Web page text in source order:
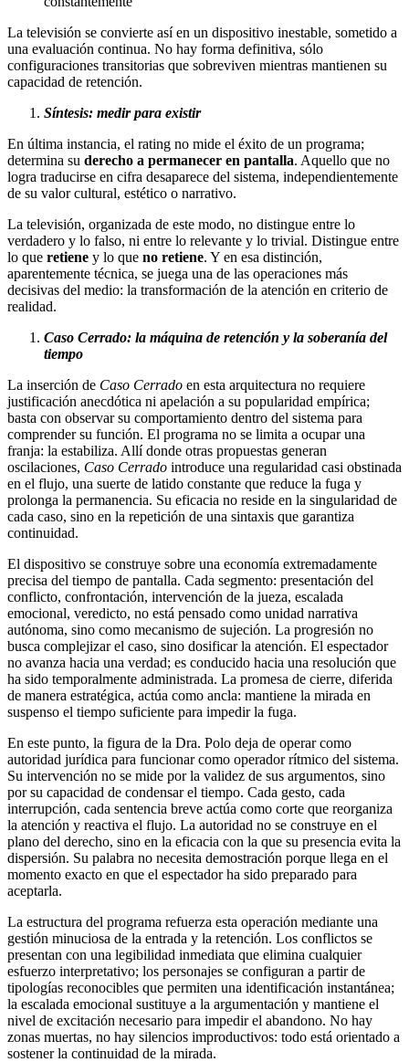
La televisión se convierte así en un dispositivo inestable, sometido a
una evaluación continua. No hay forma definitiva, sólo
configuraciones transitorias que sobreviven mientras mantienen su
capacidad de retención.
Síntesis: medir para existir
En última instancia, el rating no mide el éxito de un programa;
determina su derecho a permanecer en pantalla. Aquello que no
logra traducirse en cifra desaparece del sistema, independientemente
de su valor cultural, estético o narrativo.
La televisión, organizada de este modo, no distingue entre lo
verdadero y lo falso, ni entre lo relevante y lo trivial. Distingue entre
lo que retiene y lo que no retiene. Y en esa distinción,
aparentemente técnica, se juega una de las operaciones más
decisivas del medio: la transformación de la atención en criterio de
realidad.
Caso Cerrado: la máquina de retención y la soberanía del
tiempo
La inserción de Caso Cerrado en esta arquitectura no requiere
justificación anecdótica ni apelación a su popularidad empírica;
basta con observar su comportamiento dentro del sistema para
comprender su función. El programa no se limita a ocupar una
franja: la estabiliza. Allí donde otras propuestas generan
oscilaciones, Caso Cerrado introduce una regularidad casi obstinada
en el flujo, una suerte de latido constante que reduce la fuga y
prolonga la permanencia. Su eficacia no reside en la singularidad de
cada caso, sino en la repetición de una sintaxis que garantiza
continuidad.
El dispositivo se construye sobre una economía extremadamente
precisa del tiempo de pantalla. Cada segmento: presentación del
conflicto, confrontación, intervención de la jueza, escalada
emocional, veredicto, no está pensado como unidad narrativa
autónoma, sino como mecanismo de sujeción. La progresión no
busca complejizar el caso, sino dosificar la atención. El espectador
no avanza hacia una verdad; es conducido hacia una resolución que
ha sido temporalmente administrada. La promesa de cierre, diferida
de manera estratégica, actúa como ancla: mantiene la mirada en
suspenso el tiempo suficiente para impedir la fuga.
En este punto, la figura de la Dra. Polo deja de operar como
autoridad jurídica para funcionar como operador rítmico del sistema.
Su intervención no se mide por la validez de sus argumentos, sino
por su capacidad de condensar el tiempo. Cada gesto, cada
interrupción, cada sentencia breve actúa como corte que reorganiza
la atención y reactiva el flujo. La autoridad no se construye en el
plano del derecho, sino en la eficacia con la que su presencia evita la
dispersión. Su palabra no necesita demostración porque llega en el
momento exacto en que el espectador ha sido preparado para
aceptarla.
La estructura del programa refuerza esta operación mediante una
gestión minuciosa de la entrada y la retención. Los conflictos se
presentan con una legibilidad inmediata que elimina cualquier
esfuerzo interpretativo; los personajes se configuran a partir de
tipologías reconocibles que permiten una identificación instantánea;
la escalada emocional sustituye a la argumentación y mantiene el
nivel de excitación necesario para impedir el abandono. No hay
zonas muertas, no hay silencios improductivos: todo está orientado a
sostener la continuidad de la mirada.